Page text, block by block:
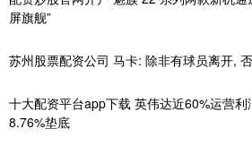
屏旗舰”
苏州股票配资公司 马卡: 除非有球员离开,
十大配资平台app下载 英伟达近60%运营利
8.76%垫底